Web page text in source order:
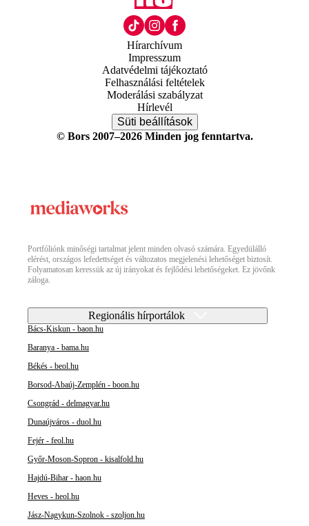
Hírarchívum
Impresszum
Adatvédelmi tájékoztató
Felhasználási feltételek
Moderálási szabályzat
Hírlevél
Süti beállítások
© Bors 2007–2026 Minden jog fenntartva.
Portfóliónk minőségi tartalmat jelent minden olvasó számára. Egyedülálló
elérést, országos lefedettséget és változatos megjelenési lehetőséget biztosít.
Folyamatosan keressük az új irányokat és fejlődési lehetőségeket. Ez jövőnk
záloga.
Regionális hírportálok
Bács-Kiskun - baon.hu
Baranya - bama.hu
Békés - beol.hu
Borsod-Abaúj-Zemplén - boon.hu
Csongrád - delmagyar.hu
Dunaújváros - duol.hu
Fejér - feol.hu
Győr-Moson-Sopron - kisalfold.hu
Hajdú-Bihar - haon.hu
Heves - heol.hu
Jász-Nagykun-Szolnok - szoljon.hu